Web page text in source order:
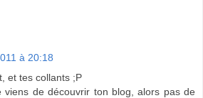
à 20:18
et tes collants ;P
viens de découvrir ton blog, alors pas de